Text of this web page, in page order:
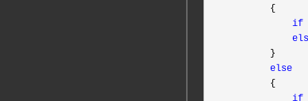
        {
if
        }
else
        {
if